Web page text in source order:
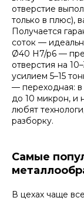
отверстие
только в плюс),
Получается
соток —
Ø40 H7/p6 —
отверстия на
усилием 5–15
— переходная: в
до 10 микрон, и
любят
разборку.
Самые
В цехах чаще